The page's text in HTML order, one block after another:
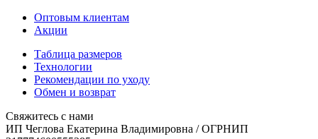
Оптовым клиентам
Акции
Таблица размеров
Технологии
Рекомендации по уходу
Обмен и возврат
Свяжитесь с нами
ИП Чеглова Екатерина Владимировна / ОГРНИП